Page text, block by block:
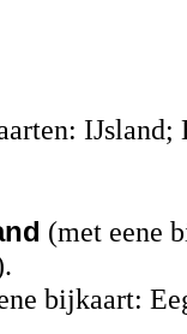
IJsland;
(met eene
bijkaart: